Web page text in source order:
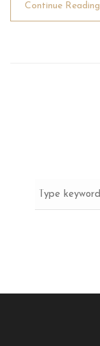
Continue Reading